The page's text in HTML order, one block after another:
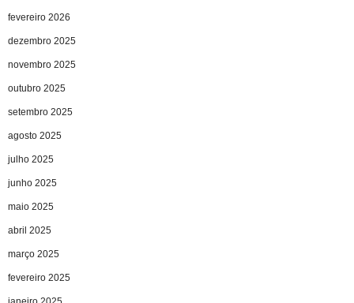
fevereiro 2026
dezembro 2025
novembro 2025
outubro 2025
setembro 2025
agosto 2025
julho 2025
junho 2025
maio 2025
abril 2025
março 2025
fevereiro 2025